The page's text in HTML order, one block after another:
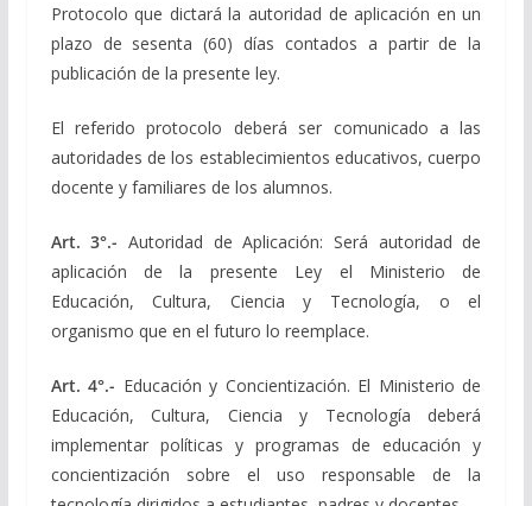
Protocolo que dictará la autoridad de aplicación en un
plazo de sesenta (60) días contados a partir de la
publicación de la presente ley.
El referido protocolo deberá ser comunicado a las
autoridades de los establecimientos educativos, cuerpo
docente y familiares de los alumnos.
Art. 3°.- Autoridad de Aplicación: Será autoridad de
aplicación de la presente Ley el Ministerio de
Educación, Cultura, Ciencia y Tecnología, o el
organismo que en el futuro lo reemplace.
Art. 4°.- Educación y Concientización. El Ministerio de
Educación, Cultura, Ciencia y Tecnología deberá
implementar políticas y programas de educación y
concientización sobre el uso responsable de la